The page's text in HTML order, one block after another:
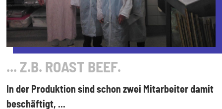
... Z.B. ROAST BEEF.
In der Produktion sind schon zwei Mitarbeiter damit
beschäftigt, ...